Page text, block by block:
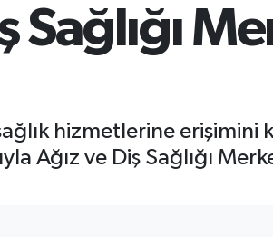
BİST100
13.773
Sağlığı
hizmetlerine erişimini
Ağız ve Diş Sağlığı